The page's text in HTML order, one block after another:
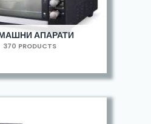
АПАРАТИ
370 PRODUCTS